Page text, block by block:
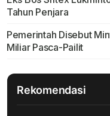
Tahun Penjara
Pemerintah Disebut
Miliar Pasca-Pailit
Rekomendasi